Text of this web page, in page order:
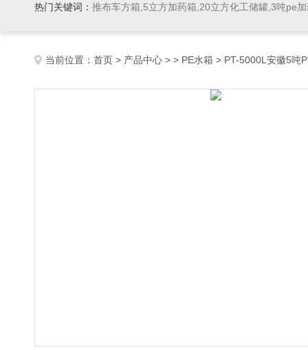
热门关键词： 推布车方箱,5立方加药箱,20立方化工储罐,3吨pe
当前位置： 首页 > 产品中心 > > PE水箱 > PT-5000L安徽5吨